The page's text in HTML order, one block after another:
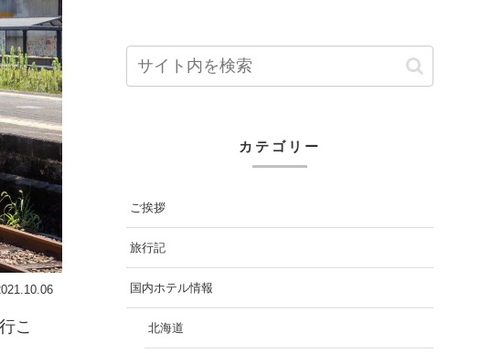
こ
カテゴリー
ご挨拶
旅行記
国内ホテル情報
北海道